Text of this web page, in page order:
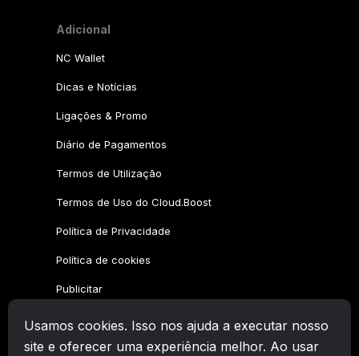
Usamos cookies. Isso nos ajuda a executar nosso
site e oferecer uma experiência melhor. Ao usar
Adicional
NC Wallet
Dicas e Notícias
Ligações & Promo
Diário de Pagamentos
Termos de Utilização
Termos de Uso do Cloud.Boost
Política de Privacidade
Política de cookies
Publicitar
Família CryptoTab